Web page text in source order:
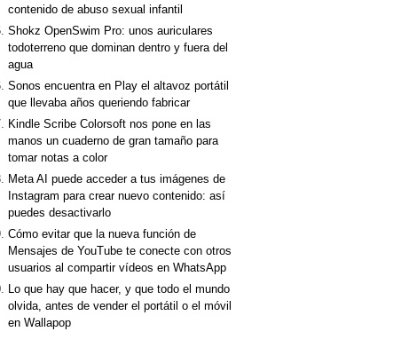
contenido de abuso sexual infantil
Shokz OpenSwim Pro: unos auriculares
todoterreno que dominan dentro y fuera del
agua
Sonos encuentra en Play el altavoz portátil
que llevaba años queriendo fabricar
Kindle Scribe Colorsoft nos pone en las
manos un cuaderno de gran tamaño para
tomar notas a color
Meta AI puede acceder a tus imágenes de
Instagram para crear nuevo contenido: así
puedes desactivarlo
Cómo evitar que la nueva función de
Mensajes de YouTube te conecte con otros
usuarios al compartir vídeos en WhatsApp
Lo que hay que hacer, y que todo el mundo
olvida, antes de vender el portátil o el móvil
en Wallapop